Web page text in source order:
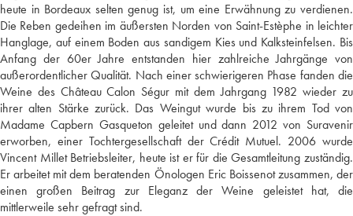
heute in Bordeaux selten genug ist, um eine Erwähnung zu verdienen.
Die Reben gedeihen im äußersten Norden von Saint-Estèphe in leichter
Hanglage, auf einem Boden aus sandigem Kies und Kalksteinfelsen. Bis
Anfang der 60er Jahre entstanden hier zahlreiche Jahrgänge von
außerordentlicher Qualität. Nach einer schwierigeren Phase fanden die
Weine des Château Calon Ségur mit dem Jahrgang 1982 wieder zu
ihrer alten Stärke zurück. Das Weingut wurde bis zu ihrem Tod von
Madame Capbern Gasqueton geleitet und dann 2012 von Suravenir
erworben, einer Tochtergesellschaft der Crédit Mutuel. 2006 wurde
Vincent Millet Betriebsleiter, heute ist er für die Gesamtleitung zuständig.
Er arbeitet mit dem beratenden Önologen Eric Boissenot zusammen, der
einen großen Beitrag zur Eleganz der Weine geleistet hat, die
mittlerweile sehr gefragt sind.